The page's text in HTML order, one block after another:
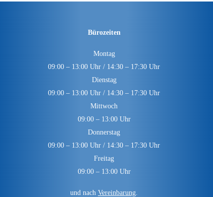
Bürozeiten
Montag
09:00 – 13:00 Uhr / 14:30 – 17:30 Uhr
Dienstag
09:00 – 13:00 Uhr / 14:30 – 17:30 Uhr
Mittwoch
09:00 – 13:00 Uhr
Donnerstag
09:00 – 13:00 Uhr / 14:30 – 17:30 Uhr
Freitag
09:00 – 13:00 Uhr
und nach Vereinbarung